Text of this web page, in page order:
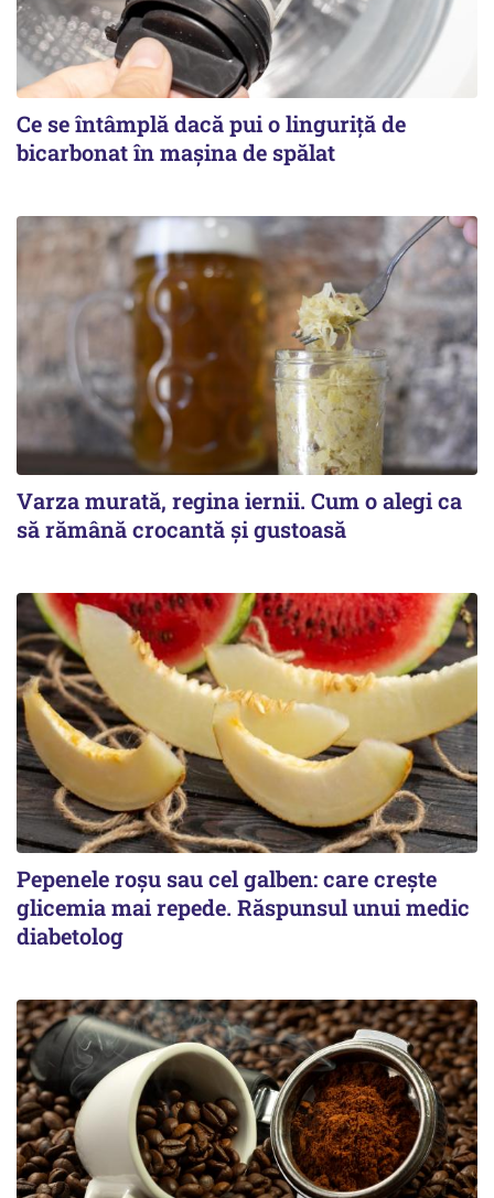
Ce se întâmplă dacă pui o linguriță de
bicarbonat în mașina de spălat
Varza murată, regina iernii. Cum o alegi ca
să rămână crocantă și gustoasă
Pepenele roșu sau cel galben: care crește
glicemia mai repede. Răspunsul unui medic
diabetolog